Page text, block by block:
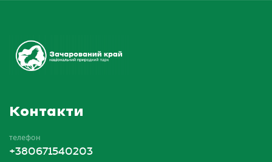
Контакти
телефон
+380671540203